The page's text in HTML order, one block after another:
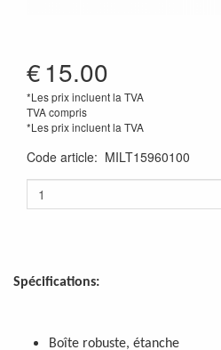
€15.00
*Les prix incluent la TVA
TVA compris
*Les prix incluent la TVA
Code article: MILT15960100
Spécifications:
Boîte robuste, étanche